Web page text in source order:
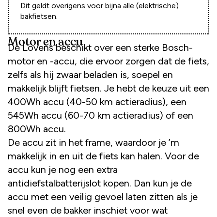
Dit geldt overigens voor bijna alle (elektrische)
bakfietsen.
Motor en accu
De Lovens beschikt over een sterke Bosch-
motor en -accu, die ervoor zorgen dat de fiets,
zelfs als hij zwaar beladen is, soepel en
makkelijk blijft fietsen. Je hebt de keuze uit een
400Wh accu (40-50 km actieradius), een
545Wh accu (60-70 km actieradius) of een
800Wh accu.
De accu zit in het frame, waardoor je ’m
makkelijk in en uit de fiets kan halen. Voor de
accu kun je nog een extra
antidiefstalbatterijslot kopen. Dan kun je de
accu met een veilig gevoel laten zitten als je
snel even de bakker inschiet voor wat